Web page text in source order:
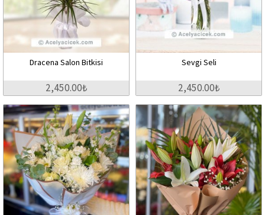
Dracena Salon Bitkisi
2,450.00₺
Sevgi Seli
2,450.00₺